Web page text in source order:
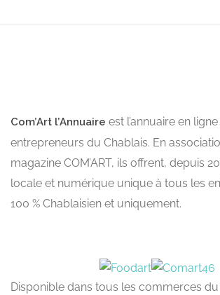
Com’Art l’Annuaire est l’annuaire en
entrepreneurs du Chablais. En
magazine COM’ART, ils offrent, depuis
locale et numérique unique à tous les
100 % Chablaisien et uniquement.
Disponible dans tous les commerces du